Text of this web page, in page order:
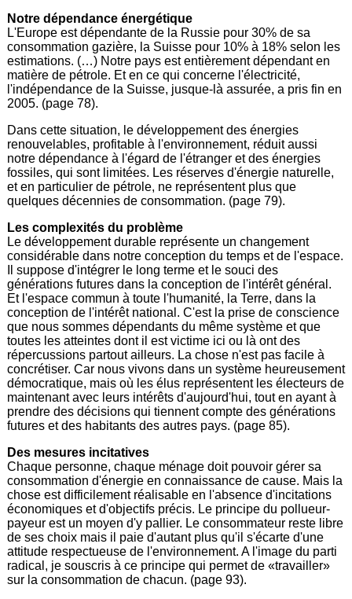
Notre dépendance énergétique
L'Europe est dépendante de la Russie pour 30% de sa
consommation gazière, la Suisse pour 10% à 18% selon les
estimations. (…) Notre pays est entièrement dépendant en
matière de pétrole. Et en ce qui concerne l'électricité,
l'indépendance de la Suisse, jusque-là assurée, a pris fin en
2005. (page 78).
Dans cette situation, le développement des énergies
renouvelables, profitable à l'environnement, réduit aussi
notre dépendance à l'égard de l'étranger et des énergies
fossiles, qui sont limitées. Les réserves d'énergie naturelle,
et en particulier de pétrole, ne représentent plus que
quelques décennies de consommation. (page 79).
Les complexités du problème
Le développement durable représente un changement
considérable dans notre conception du temps et de l'espace.
Il suppose d'intégrer le long terme et le souci des
générations futures dans la conception de l'intérêt général.
Et l'espace commun à toute l'humanité, la Terre, dans la
conception de l'intérêt national. C'est la prise de conscience
que nous sommes dépendants du même système et que
toutes les atteintes dont il est victime ici ou là ont des
répercussions partout ailleurs. La chose n'est pas facile à
concrétiser. Car nous vivons dans un système heureusement
démocratique, mais où les élus représentent les électeurs de
maintenant avec leurs intérêts d'aujourd'hui, tout en ayant à
prendre des décisions qui tiennent compte des générations
futures et des habitants des autres pays. (page 85).
Des mesures incitatives
Chaque personne, chaque ménage doit pouvoir gérer sa
consommation d'énergie en connaissance de cause. Mais la
chose est difficilement réalisable en l'absence d'incitations
économiques et d'objectifs précis. Le principe du pollueur-
payeur est un moyen d'y pallier. Le consommateur reste libre
de ses choix mais il paie d'autant plus qu'il s'écarte d'une
attitude respectueuse de l'environnement. A l'image du parti
radical, je souscris à ce principe qui permet de «travailler»
sur la consommation de chacun. (page 93).